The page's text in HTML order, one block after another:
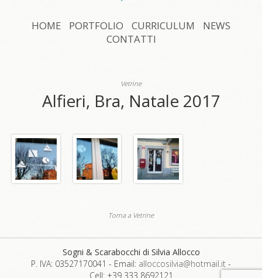
HOME PORTFOLIO CURRICULUM
NEWS
CONTATTI
Vetrine
Alfieri, Bra, Natale 2017
Torna a Vetrine
Sogni & Scarabocchi di Silvia Allocco
P. IVA: 03527170041 - Email: alloccosilvia@hotmail.it -
Cell: +39 333 8692121